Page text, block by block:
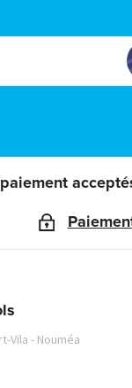
Vila - Nouméa